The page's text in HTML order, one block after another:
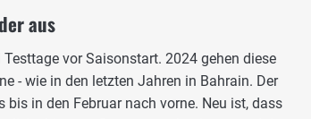
aus
vor Saisonstart. 2024 gehen diese
- wie in den letzten Jahren in Bahrain. Der
in den Februar nach vorne. Neu ist, dass